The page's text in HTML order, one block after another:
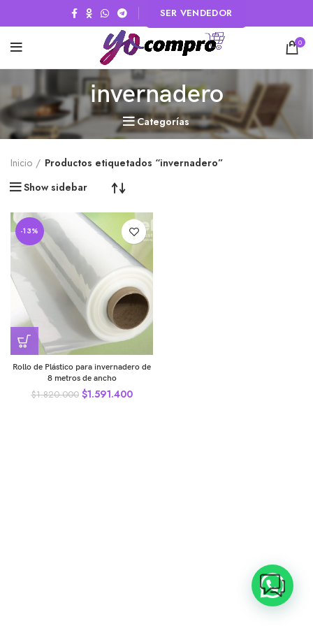
SER VENDEDOR
0
invernadero
Categorías
Inicio
Productos etiquetados “invernadero”
Show sidebar
-13%
Rollo de Plástico para invernadero de
8 metros de ancho
$1.820.000 $1.591.400